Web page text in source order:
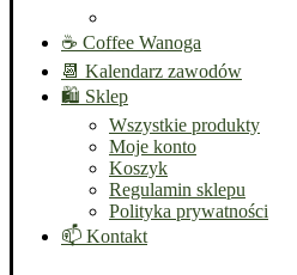
☕ Coffee Wanoga
📆 Kalendarz zawodów
🛍️ Sklep
Wszystkie produkty
Moje konto
Koszyk
Regulamin sklepu
Polityka prywatności
📫 Kontakt